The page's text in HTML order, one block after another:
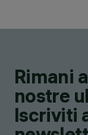
Rimani
nostre
Iscriviti